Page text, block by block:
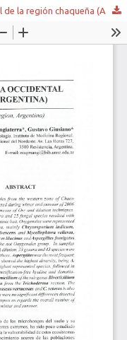
Hongos geofílicos en la zona occidental de la región chaqueña (Argentina)